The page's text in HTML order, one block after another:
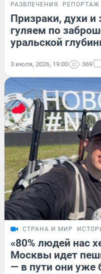
РАЗВЛЕЧЕНИЯ РЕПОРТАЖ
Призраки, духи и
гуляем по
уральской
3 июля, 2026, 19:00 369
СТРАНА И МИР
«80% людей нас
Москвы идет
— в пути они уже